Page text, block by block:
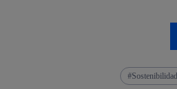
Sostenibilidad